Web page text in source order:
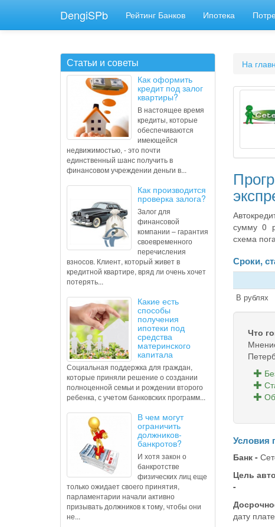
DengiSPb Рейтинг Банков Ипотека
Статьи и советы
Как оформить
кредит под залог
квартиры?
В настоящее время
кредиты, которые
обеспечиваются
имеющейся
недвижимостью, - это почти
единственный шанс получить в
финансовом учреждении деньги в...
Как производится
проверка залога?
Залог для
финансовой
компании – гарантия
своевременного
перечисления
взносов. Клиент, который живет в
кредитной квартире, вряд ли очень хочет
потерять...
Какие есть
способы
получения
ипотеки под
средства
материнского
капитала
Социальная поддержка для граждан,
которые приняли решение о создании
полноценной семьи и рождении второго
ребенка, с учетом банковских программ...
В чем могут
ограничить
должников-
банкротов?
И хотя закон о
банкротстве
физических лиц еще
только ожидает своего принятия,
парламентарии начали активно
призывать должников к тому, чтобы они
не...
На
сумму 0
схема
Сроки,
В рублях
Что
Условия
Банк -
Цель
-
дату